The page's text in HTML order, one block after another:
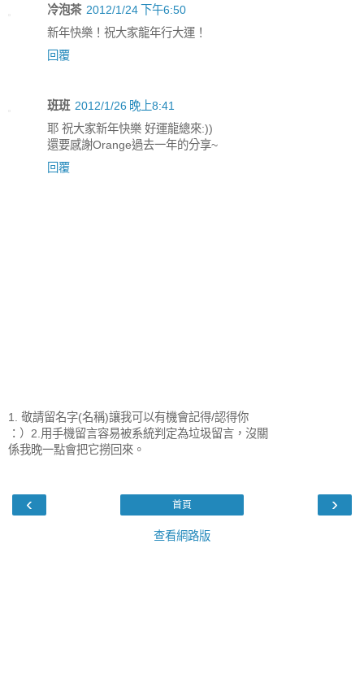
冷泡茶 2012/1/24 下午6:50
新年快樂！祝大家龍年行大運！
回覆
班班 2012/1/26 晚上8:41
耶 祝大家新年快樂 好運龍總來:))
還要感謝Orange過去一年的分享~
回覆
1. 敬請留名字(名稱)讓我可以有機會記得/認得你
：）2.用手機留言容易被系統判定為垃圾留言，沒關
係我晚一點會把它撈回來。
‹ ›
首頁
查看網路版